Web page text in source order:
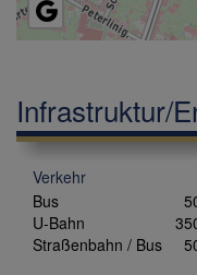
Infrastruktur/
Verkehr
Bus
U-Bahn
Straßenbahn / Bus